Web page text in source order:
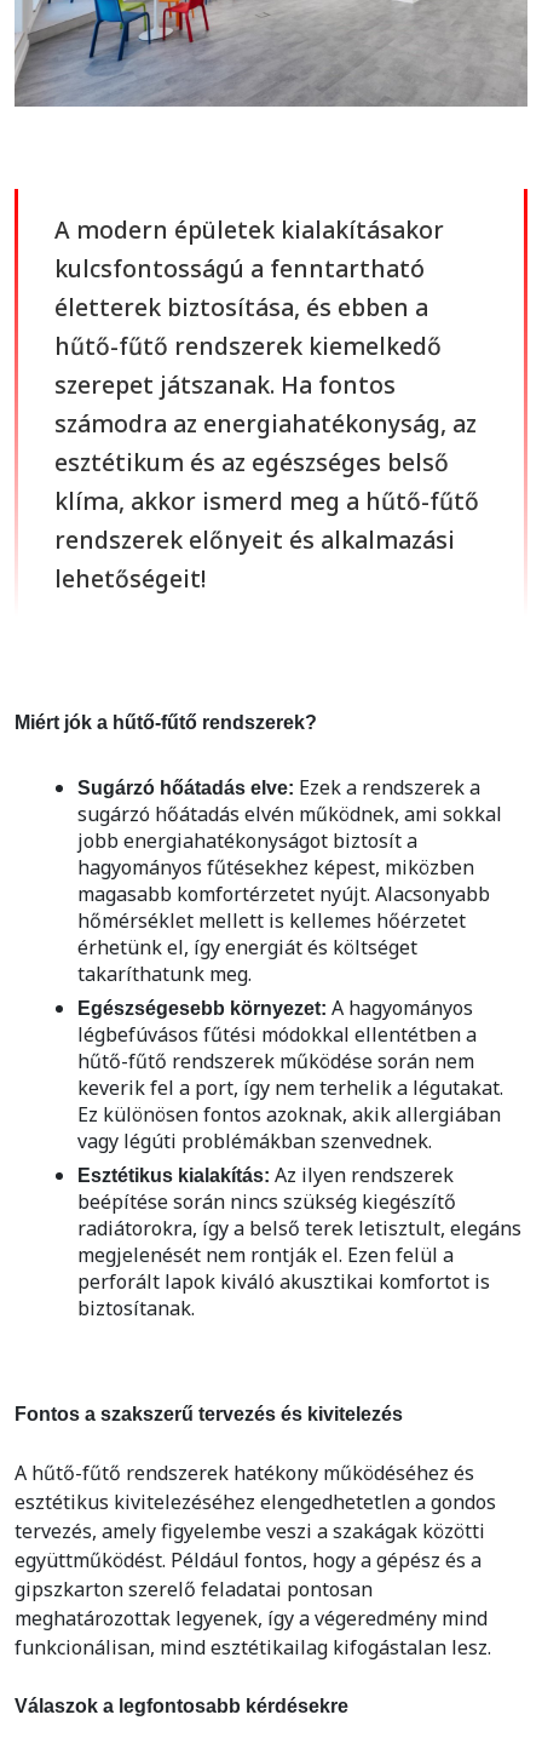
A modern épületek kialakításakor
kulcsfontosságú a fenntartható
életterek biztosítása, és ebben a
hűtő-fűtő rendszerek kiemelkedő
szerepet játszanak. Ha fontos
számodra az energiahatékonyság, az
esztétikum és az egészséges belső
klíma, akkor ismerd meg a hűtő-fűtő
rendszerek előnyeit és alkalmazási
lehetőségeit!
Miért jók a hűtő-fűtő rendszerek?
Sugárzó hőátadás elve: Ezek a rendszerek a
sugárzó hőátadás elvén működnek, ami sokkal
jobb energiahatékonyságot biztosít a
hagyományos fűtésekhez képest, miközben
magasabb komfortérzetet nyújt. Alacsonyabb
hőmérséklet mellett is kellemes hőérzetet
érhetünk el, így energiát és költséget
takaríthatunk meg.
Egészségesebb környezet: A hagyományos
légbefúvásos fűtési módokkal ellentétben a
hűtő-fűtő rendszerek működése során nem
keverik fel a port, így nem terhelik a légutakat.
Ez különösen fontos azoknak, akik allergiában
vagy légúti problémákban szenvednek.
Esztétikus kialakítás: Az ilyen rendszerek
beépítése során nincs szükség kiegészítő
radiátorokra, így a belső terek letisztult, elegáns
megjelenését nem rontják el. Ezen felül a
perforált lapok kiváló akusztikai komfortot is
biztosítanak.
Fontos a szakszerű tervezés és kivitelezés
A hűtő-fűtő rendszerek hatékony működéséhez és
esztétikus kivitelezéséhez elengedhetetlen a gondos
tervezés, amely figyelembe veszi a szakágak közötti
együttműködést. Például fontos, hogy a gépész és a
gipszkarton szerelő feladatai pontosan
meghatározottak legyenek, így a végeredmény mind
funkcionálisan, mind esztétikailag kifogástalan lesz.
Válaszok a legfontosabb kérdésekre